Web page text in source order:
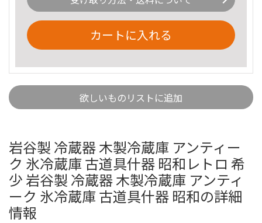
カートに入れる
欲しいものリストに追加
岩谷製 冷蔵器 木製冷蔵庫 アンティー
ク 氷冷蔵庫 古道具什器 昭和レトロ 希
少 岩谷製 冷蔵器 木製冷蔵庫 アンティ
ーク 氷冷蔵庫 古道具什器 昭和の詳細
情報